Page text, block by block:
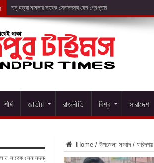
সাড়ে ৬ বছরে মোটরস
শীর্ষ জাতীয় রাজনীতি বিশ্ব সারাদেশ
Home / উপজেলা সংবাদ / ফরিদগঞ্জ
সাবেক সেনাসদস্য ফের গ্রেপ্তার